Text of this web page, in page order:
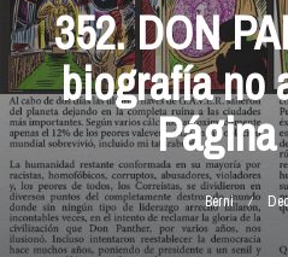
352. DON
biografía no
Berni